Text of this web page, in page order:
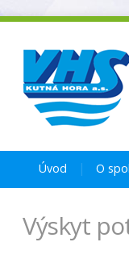
Úvod O
Výskyt